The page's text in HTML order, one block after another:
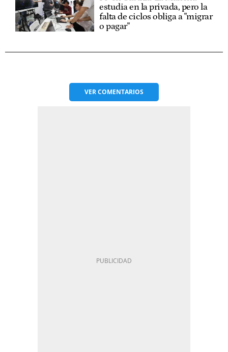
estudia en la privada, pero la
falta de ciclos obliga a "migrar
o pagar"
VERCOMENTARIOS